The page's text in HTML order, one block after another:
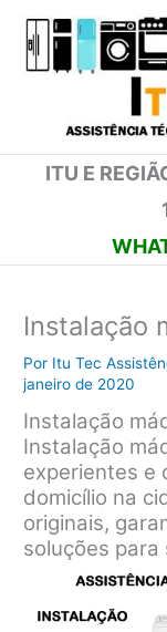
para
ITU E
Instalação
Por Itu Tec
janeiro de 2020
Instalação
Instalação
experientes e
domicílio na
originais,
soluções